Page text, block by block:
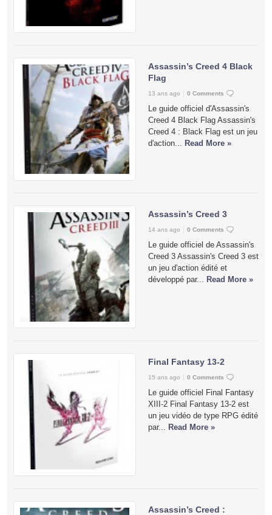
Assassin’s Creed 4 Black
Flag
13 ans ago 0 Comments
Le guide officiel d'Assassin's
Creed 4 Black Flag Assassin's
Creed 4 : Black Flag est un jeu
d'action... Read More »
Assassin’s Creed 3
14 ans ago 0 Comments
Le guide officiel de Assassin's
Creed 3 Assassin's Creed 3 est
un jeu d'action édité et
développé par... Read More »
Final Fantasy 13-2
15 ans ago 0 Comments
Le guide officiel Final Fantasy
XIII-2 Final Fantasy 13-2 est
un jeu vidéo de type RPG édité
par... Read More »
Assassin’s Creed :